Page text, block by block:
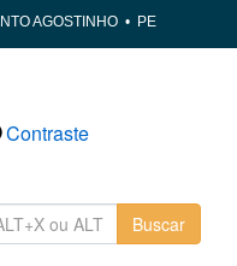
AGOSTINHO • PE
Contraste
Buscar